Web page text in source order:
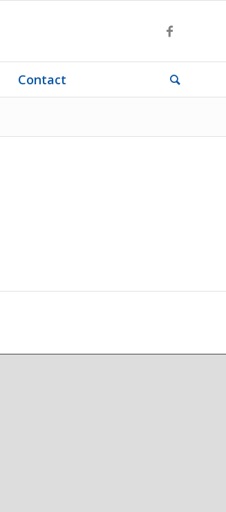
Contact